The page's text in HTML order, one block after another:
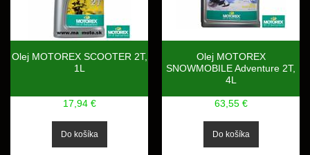
Olej MOTOREX SCOOTER 2T,
1L
17,94 €
Olej MOTOREX
SNOWMOBILE Adventure 2T,
4L
63,55 €